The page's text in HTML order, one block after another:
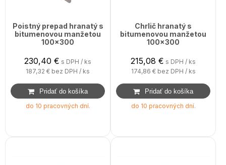
Poistný prepad hranatý s
bitumenovou manžetou
100x300
230,40 € s DPH / ks
187,32 € bez DPH / ks
do 10 pracovných dní.
Chrlič hranatý s
bitumenovou manžetou
100x300
215,08 € s DPH / ks
174,86 € bez DPH / ks
do 10 pracovných dní.